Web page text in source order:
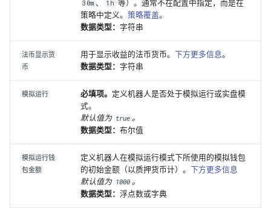
30m 、 1h 等）。通常不在配置中指定，而是在
策略中定义。 策略覆盖。
数据类型： 字符串
法币显示货
币
用于显示收益的法币货币。 下方更多信息。
数据类型： 字符串
模拟运行 必填项。 定义机器人是否处于模拟运行或实盘模
式。
默认值为 true 。
数据类型： 布尔值
模拟运行钱
包金额
定义机器人在模拟运行模式下所使用的模拟钱包
的初始金额（以质押货币计）。 下方更多信息
默认值为 1000 。
数据类型： 浮点数或字典